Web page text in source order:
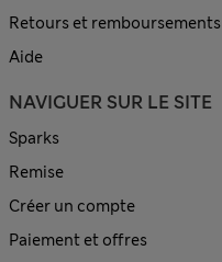
Retours et remboursements
Aide
NAVIGUER SUR LE SITE
Sparks
Remise
Créer un compte
Paiement et offres